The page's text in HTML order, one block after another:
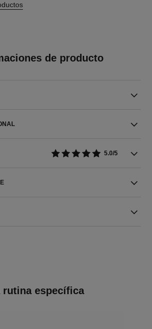
de producto
5.0/5
rutina específica